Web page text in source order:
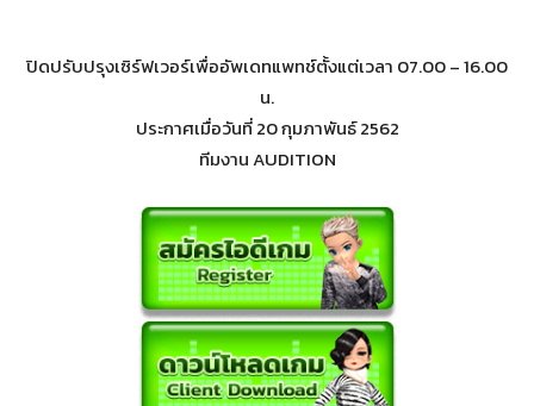
ปิดปรับปรุงเซิร์ฟเวอร์เพื่ออัพเดทแพทช์ตั้งแต่เวลา 07.00 – 16.00
น.
ประกาศเมื่อวันที่ 20 กุมภาพันธ์ 2562
ทีมงาน AUDITION